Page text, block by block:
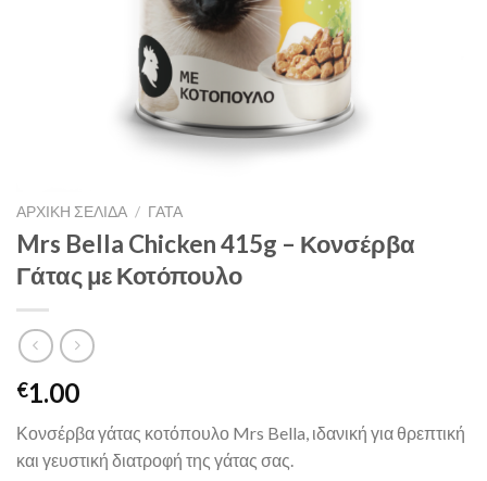
ΑΡΧΙΚΉ ΣΕΛΊΔΑ / ΓΑΤΑ
Mrs Bella Chicken 415g – Κονσέρβα
Γάτας με Κοτόπουλο
€1.00
Κονσέρβα γάτας κοτόπουλο Mrs Bella, ιδανική για θρεπτική
και γευστική διατροφή της γάτας σας.